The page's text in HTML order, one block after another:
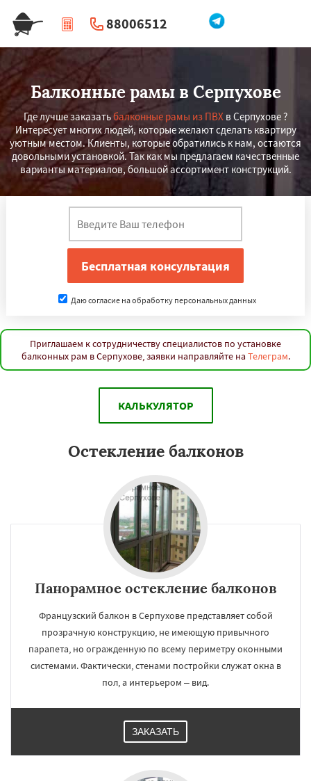
88006512
| Перезвоните мне
Балконные рамы в Серпухове
Где лучше заказатьбалконные рамы из ПВХ в Серпухове ?
Интересует многих людей, которые желают сделать квартиру
уютным местом. Клиенты, которые обратились к нам, остаются
довольными установкой. Так как мы предлагаем качественные
варианты материалов, большой ассортимент конструкций.
Даю согласие на обработку персональных данных
Приглашаем к сотрудничеству специалистов по установке
балконных рам в Серпухове, заявки направляйте на Телеграм.
КАЛЬКУЛЯТОР
Остекление балконов
Панорамное остекление балконов
Французский балкон в Серпухове представляет собой
прозрачную конструкцию, не имеющую привычного
парапета, но огражденную по всему периметру оконными
системами. Фактически, стенами постройки служат окна в
пол, а интерьером – вид.
ЗАКАЗАТЬ